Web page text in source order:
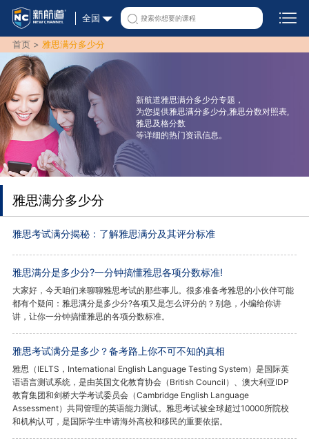
全国
首页 > 雅思满分多少分
新航道雅思满分多少分专题，
为您提供雅思满分多少分,雅思分数对照表,
雅思及格分数
等详细的热门资讯信息。
雅思满分多少分
雅思考试满分揭秘：了解雅思满分及其评分标准
雅思满分是多少分?一分钟搞懂雅思各项分数标准!
大家好，今天咱们来聊聊雅思考试的那些事儿。很多准备考雅思的小伙伴可能
都有个疑问：雅思满分是多少分?各项又是怎么评分的？别急，小编给你讲
讲，让你一分钟搞懂雅思的各项分数标准。
雅思考试满分是多少？备考路上你不可不知的真相
雅思（IELTS，International English Language Testing System）是国际英
语语言测试系统，是由英国文化教育协会（British Council）、澳大利亚IDP
教育集团和剑桥大学考试委员会（Cambridge English Language
Assessment）共同管理的英语能力测试。雅思考试被全球超过10000所院校
和机构认可，是国际学生申请海外高校和移民的重要依据。